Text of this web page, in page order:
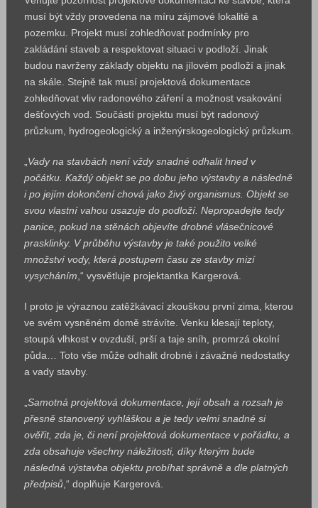
musí být vždy provedena na míru zájmové lokalitě a
pozemku. Projekt musí zohledňovat podmínky pro
zakládání staveb a respektovat situaci v podloží. Jinak
budou navrženy základy objektu na jílovém podloží a jinak
na skále. Stejně tak musí projektová dokumentace
zohledňovat vliv radonového záření a možnost vsakování
dešťových vod. Součástí projektu musí být radonový
průzkum, hydrogeologický a inženýrskogeologický průzkum.
„Vady na stavbách není vždy snadné odhalit hned v
počátku. Každý objekt se po dobu jeho výstavby a následně
i po jejím dokončení chová jako živý organismus. Objekt se
svou vlastní vahou usazuje do podloží. Nepropadejte tedy
panice, pokud na stěnách objevíte drobné vlásečnicové
prasklinky. V průběhu výstavby je také použito velké
množství vody, která postupem času ze stavby mizí
vysycháním,“ vysvětluje projektantka Kargerová.
I proto je výraznou zatěžkávací zkouškou první zima, kterou
ve svém vysněném domě strávíte. Venku klesají teploty,
stoupá vlhkost v ovzduší, prší a taje sníh, promrzá okolní
půda… Toto vše může odhalit drobné i závažné nedostatky
a vady stavby.
„Samotná projektová dokumentace, její obsah a rozsah je
přesně stanovený vyhláškou a je tedy velmi snadné si
ověřit, zda je, či není projektová dokumentace v pořádku, a
zda obsahuje všechny náležitosti, díky kterým bude
následná výstavba objektu probíhat správně a dle platných
předpisů,“ doplňuje Kargerová.